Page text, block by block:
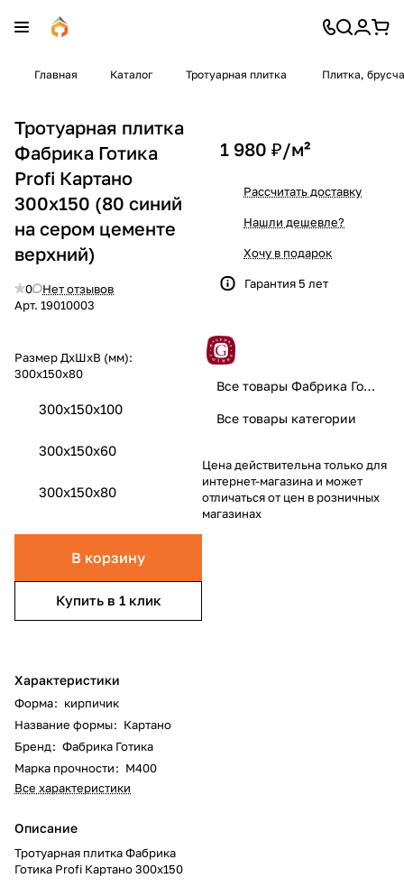
Главная Каталог Тротуарная плитка Плитка,
Тротуарная плитка
Фабрика Готика
Profi Картано
300x150 (80 синий
на сером цементе
верхний)
0
Нет отзывов
Арт. 19010003
Размер ДхШхВ (мм):
300x150x80
300x150x100
300x150x60
300x150x80
В корзину
Купить в 1 клик
Характеристики
Форма: кирпичик
Название формы: Картано
Бренд: Фабрика Готика
Марка прочности: М400
Все характеристики
Описание
Тротуарная плитка Фабрика
Готика Profi Картано 300x150
1 980 ₽/м²
Рассчитать доставку
Нашли дешевле?
Хочу в подарок
Гарантия 5 лет
Все товары Фабрика Готика
Все товары категории
Цена действительна только для
интернет-магазина и может
отличаться от цен в розничных
магазинах